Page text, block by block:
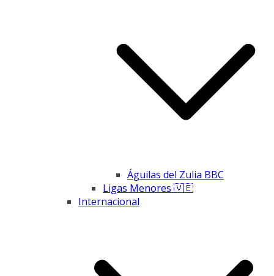
Águilas del Zulia BBC
Ligas Menores 🇻🇪
Internacional